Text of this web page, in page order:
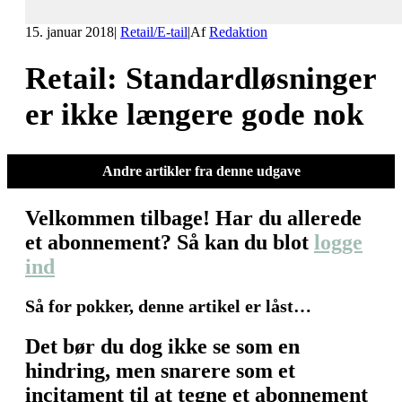
15. januar 2018| Retail/E-tail|AfRedaktion
Retail: Standardløsninger
er ikke længere gode nok
Andre artikler fra denne udgave
Velkommen tilbage! Har du allerede
et abonnement? Så kan du blot logge
ind
Så for pokker, denne artikel er låst…
Det bør du dog ikke se som en
hindring, men snarere som et
incitament til at tegne et abonnement